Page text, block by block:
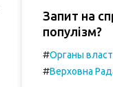
Запит на
популізм?
#Органы
#Верховна